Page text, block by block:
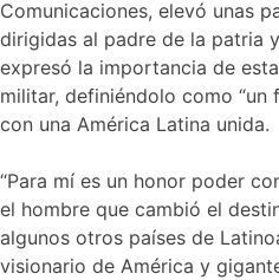
Comunicaciones, elevó unas
dirigidas al padre de la patria
expresó la importancia de
militar, definiéndolo como “un
con una América Latina unida.
“Para mí es un honor poder
el hombre que cambió el
algunos otros países de
visionario de América y